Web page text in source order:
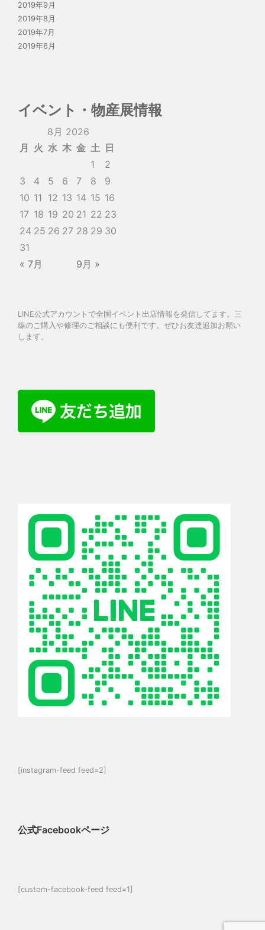
2019年9月
2019年8月
2019年7月
2019年6月
イベント・物産展情報
8月 2026
月
火 水 木 金 土 日
1
2
3
4 5 6 7 8
9
10 11 12 13 14 15 16
17 18 19 20 21 22 23
24 25 26 27 28 29 30
31
« 7月
9月 »
LINE公式アカウントで全国イベント出店情報を発信してます。三
線のご購入や修理のご相談にも便利です。ぜひお友達追加お願い
します。
[instagram-feed feed=2]
公式Facebookページ
[custom-facebook-feed feed=1]